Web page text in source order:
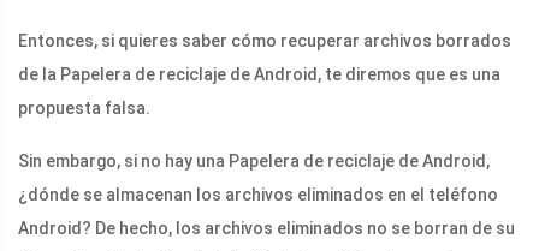
Entonces, si quieres saber cómo recuperar archivos borrados
de la Papelera de reciclaje de Android, te diremos que es una
propuesta falsa.
Sin embargo, si no hay una Papelera de reciclaje de Android,
¿dónde se almacenan los archivos eliminados en el teléfono
Android? De hecho, los archivos eliminados no se borran de su